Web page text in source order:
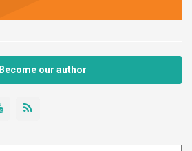
Become our author